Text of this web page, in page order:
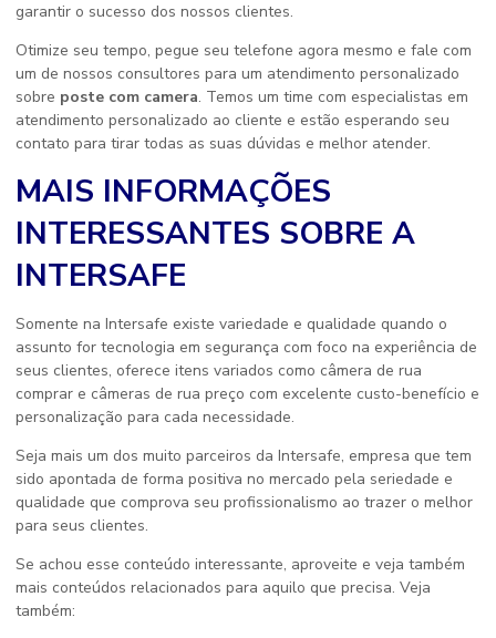
garantir o sucesso dos nossos clientes.
Otimize seu tempo, pegue seu telefone agora mesmo e fale com
um de nossos consultores para um atendimento personalizado
sobre poste com camera. Temos um time com especialistas em
atendimento personalizado ao cliente e estão esperando seu
contato para tirar todas as suas dúvidas e melhor atender.
MAIS INFORMAÇÕES
INTERESSANTES SOBRE A
INTERSAFE
Somente na Intersafe existe variedade e qualidade quando o
assunto for tecnologia em segurança com foco na experiência de
seus clientes, oferece itens variados como câmera de rua
comprar e câmeras de rua preço com excelente custo-benefício e
personalização para cada necessidade.
Seja mais um dos muito parceiros da Intersafe, empresa que tem
sido apontada de forma positiva no mercado pela seriedade e
qualidade que comprova seu profissionalismo ao trazer o melhor
para seus clientes.
Se achou esse conteúdo interessante, aproveite e veja também
mais conteúdos relacionados para aquilo que precisa. Veja
também: